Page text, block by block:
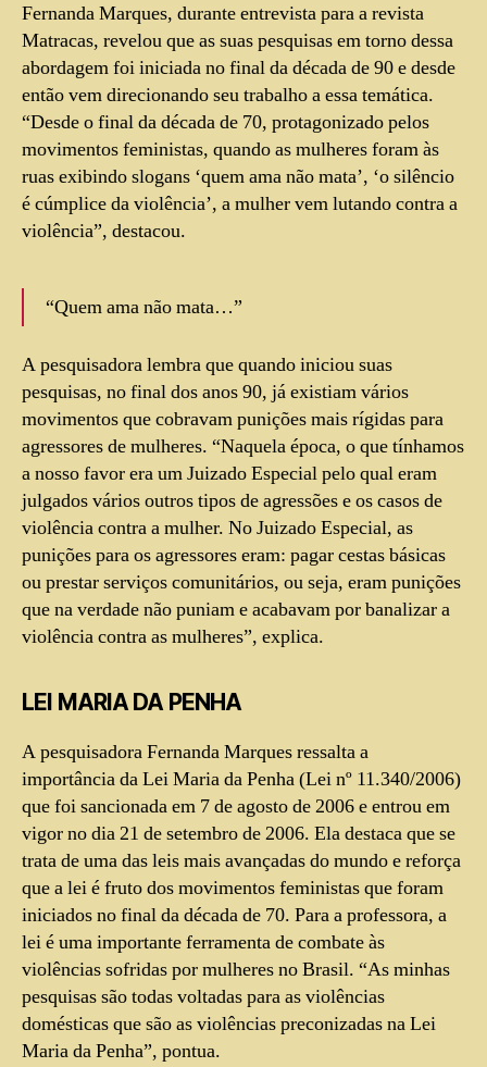
Fernanda Marques, durante entrevista para a revista
Matracas, revelou que as suas pesquisas em torno dessa
abordagem foi iniciada no final da década de 90 e desde
então vem direcionando seu trabalho a essa temática.
“Desde o final da década de 70, protagonizado pelos
movimentos feministas, quando as mulheres foram às
ruas exibindo slogans ‘quem ama não mata’, ‘o silêncio
é cúmplice da violência’, a mulher vem lutando contra a
violência”, destacou.
“Quem ama não mata…”
A pesquisadora lembra que quando iniciou suas
pesquisas, no final dos anos 90, já existiam vários
movimentos que cobravam punições mais rígidas para
agressores de mulheres. “Naquela época, o que tínhamos
a nosso favor era um Juizado Especial pelo qual eram
julgados vários outros tipos de agressões e os casos de
violência contra a mulher. No Juizado Especial, as
punições para os agressores eram: pagar cestas básicas
ou prestar serviços comunitários, ou seja, eram punições
que na verdade não puniam e acabavam por banalizar a
violência contra as mulheres”, explica.
LEI MARIA DA PENHA
A pesquisadora Fernanda Marques ressalta a
importância da Lei Maria da Penha (Lei nº 11.340/2006)
que foi sancionada em 7 de agosto de 2006 e entrou em
vigor no dia 21 de setembro de 2006. Ela destaca que se
trata de uma das leis mais avançadas do mundo e reforça
que a lei é fruto dos movimentos feministas que foram
iniciados no final da década de 70. Para a professora, a
lei é uma importante ferramenta de combate às
violências sofridas por mulheres no Brasil. “As minhas
pesquisas são todas voltadas para as violências
domésticas que são as violências preconizadas na Lei
Maria da Penha”, pontua.